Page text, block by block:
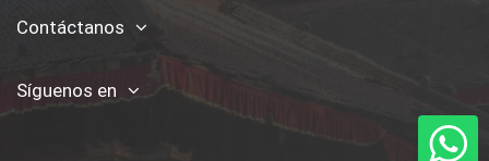
Contáctanos
Síguenos en